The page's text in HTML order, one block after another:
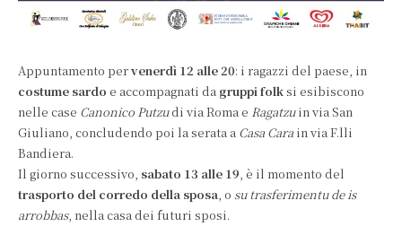
Appuntamento pervenerdì 12 alle 20: i ragazzi del paese, in
costume sardo e accompagnati da gruppi folk si esibiscono
nelle case Canonico Putzudi via Roma e Ragatzuin via San
Giuliano, concludendo poi la serata a Casa Cara in via F.lli
Bandiera.
Il giorno successivo, sabato 13 alle 19 , è il momento del
trasporto del corredo della sposa , o su trasferimentu de is
arrobbas, nella casa dei futuri sposi.